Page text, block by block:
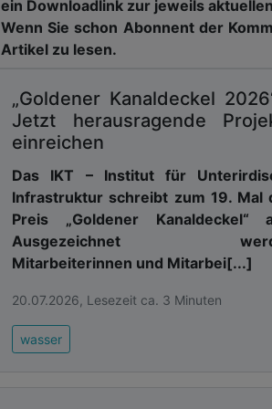
Membranen lassen Wasser
Forschende vom Institute for
zurückhalten. In einer neuen Studie
Ruhr-Universität Bochum, der
der Universität Lodz in Polen
Aminomethylphosphonsäure
lassen. AMPA entsteht vor allem im
ähnliche chemische Eigenschaften
Die Nanofiltration ist ein
Membranen nur wenige Nanometer
Entfernen von Schadstoffen wie
Andrea Iris Schäfer vom IAMT des
„Diese Erkenntnis hilft uns, die
ein Downloadlink zur jeweils
Wenn Sie schon Abonnent der
Artikel zu lesen.
„Goldener Kanaldeckel
Jetzt herausragende
einreichen
Das IKT – Institut für
Infrastruktur schreibt zum 19. Mal
Preis „Goldener Kanaldeckel“
Ausgezeichnet
Mitarbeiterinnen und Mitarbei[...]
20.07.2026, Lesezeit ca. 3 Minuten
wasser